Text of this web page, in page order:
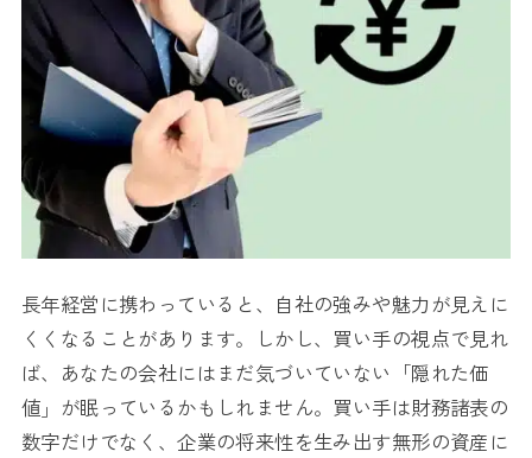
長年経営に携わっていると、自社の強みや魅力が見えに
くくなることがあります。しかし、買い手の視点で見れ
ば、あなたの会社にはまだ気づいていない「隠れた価
値」が眠っているかもしれません。買い手は財務諸表の
数字だけでなく、企業の将来性を生み出す無形の資産に